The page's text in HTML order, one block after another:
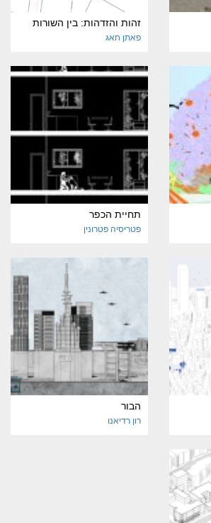
זהות והזדהות: בין השורות
פאתן חאג
תחיית הכפר
פטריסיה פטרונין
הבור
רון רדיאנו